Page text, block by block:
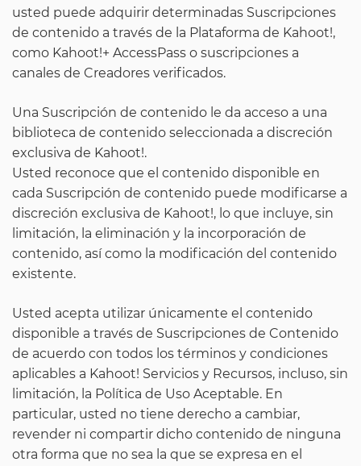
usted puede adquirir determinadas Suscripciones
de contenido a través de la Plataforma de Kahoot!,
como Kahoot!+ AccessPass o suscripciones a
canales de Creadores verificados.
Una Suscripción de contenido le da acceso a una
biblioteca de contenido seleccionada a discreción
exclusiva de Kahoot!.
Usted reconoce que el contenido disponible en
cada Suscripción de contenido puede modificarse a
discreción exclusiva de Kahoot!, lo que incluye, sin
limitación, la eliminación y la incorporación de
contenido, así como la modificación del contenido
existente.
Usted acepta utilizar únicamente el contenido
disponible a través de Suscripciones de Contenido
de acuerdo con todos los términos y condiciones
aplicables a Kahoot! Servicios y Recursos, incluso, sin
limitación, la Política de Uso Aceptable. En
particular, usted no tiene derecho a cambiar,
revender ni compartir dicho contenido de ninguna
otra forma que no sea la que se expresa en el